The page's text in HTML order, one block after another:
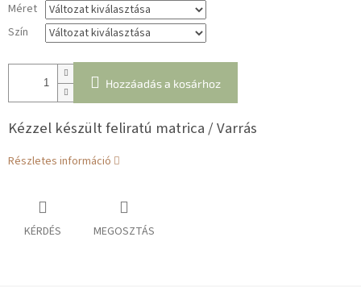
Méret
Szín
Hozzáadás a kosárhoz
Kézzel készült feliratú matrica / Varrás
Részletes információ
KÉRDÉS MEGOSZTÁS